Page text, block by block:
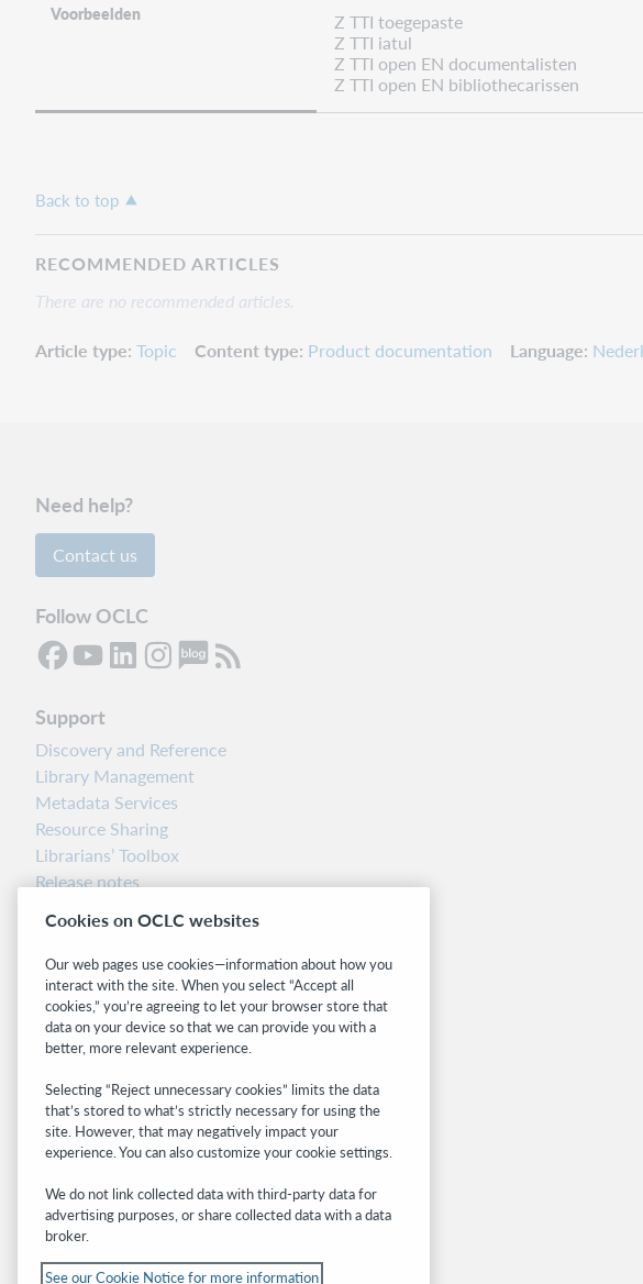
Voorbeelden
Z TTI toegepaste
Z TTI iatul
Z TTI open EN documentalisten
Z TTI open EN bibliothecarissen
Back to top
RECOMMENDED ARTICLES
There are no recommended articles.
Article type Topic Content type Product documentation Language
Need help?
Contact us
Follow OCLC
Support
Discovery and Reference
Library Management
Metadata Services
Resource Sharing
Librarians’ Toolbox
Release notes
Related sites
OCLC.org
BibFormats
Community
WebJunction
Developer Network
Get the latest product updates, research,
events, and much more—right to your inbox.
Cookies on OCLC websites
Our web pages use cookies—information about how you
interact with the site. When you select “Accept all
cookies,” you’re agreeing to let your browser store that
data on your device so that we can provide you with a
better, more relevant experience.
Selecting “Reject unnecessary cookies” limits the data
that’s stored to what’s strictly necessary for using the
site. However, that may negatively impact your
experience. You can also customize your cookie settings.
We do not link collected data with third-party data for
advertising purposes, or share collected data with a data
broker.
See our Cookie Notice for more information